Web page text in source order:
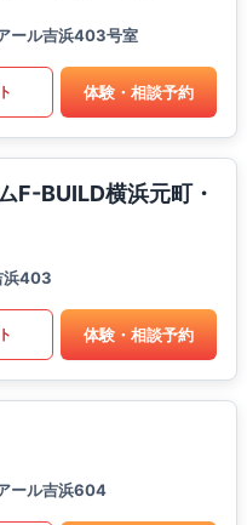
ール吉浜403号室
体験・相談予約
F-BUILD横浜元町・
浜403
体験・相談予約
ール吉浜604